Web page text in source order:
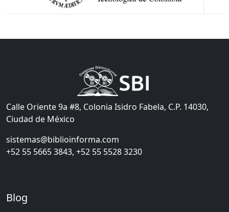
Calle Oriente 9a #8, Colonia Isidro Fabela, C.P. 14030,
Ciudad de México
sistemas@biblioinforma.com
+52 55 5665 3843, +52 55 5528 3230
Blog